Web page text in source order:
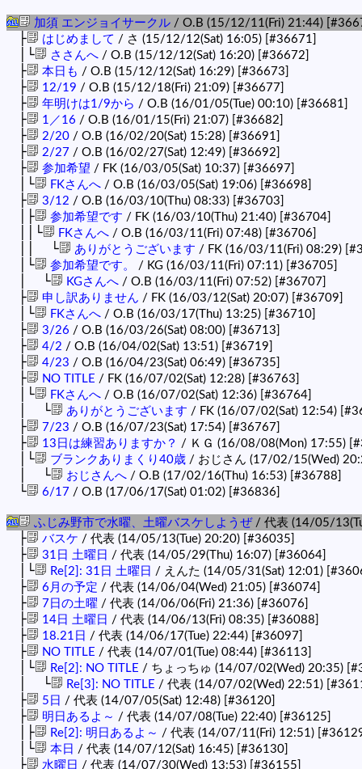
加須 エンジョイサークル / O.B (15/12/11(Fri) 21:44)
├ はじめまして / さ (15/12/12(Sat) 16:05) [#36671]
│└ ささんへ / O.B (15/12/12(Sat) 16:20) [#36672]
├ 本日も / O.B (15/12/12(Sat) 16:29) [#36673]
├ 12/19 / O.B (15/12/18(Fri) 21:09) [#36677]
├ 年明けは1/9から / O.B (16/01/05(Tue) 00:10) [#36681]
├ 1／16 / O.B (16/01/15(Fri) 21:07) [#36682]
├ 2/20 / O.B (16/02/20(Sat) 15:28) [#36691]
├ 2/27 / O.B (16/02/27(Sat) 12:49) [#36692]
├ 参加希望 / FK (16/03/05(Sat) 10:37) [#36697]
│└ FKさんへ / O.B (16/03/05(Sat) 19:06) [#36698]
├ 3/12 / O.B (16/03/10(Thu) 08:33) [#36703]
│├ 参加希望です / FK (16/03/10(Thu) 21:40) [#36704]
││└ FKさんへ / O.B (16/03/11(Fri) 07:48) [#36706]
││ └ ありがとうございます / FK (16/03/11(Fri) 08:29)
│└ 参加希望です。 / KG (16/03/11(Fri) 07:11) [#36705]
│ └ KGさんへ / O.B (16/03/11(Fri) 07:52) [#36707]
├ 申し訳ありません / FK (16/03/12(Sat) 20:07) [#36709]
│└ FKさんへ / O.B (16/03/17(Thu) 13:25) [#36710]
├ 3/26 / O.B (16/03/26(Sat) 08:00) [#36713]
├ 4/2 / O.B (16/04/02(Sat) 13:51) [#36719]
├ 4/23 / O.B (16/04/23(Sat) 06:49) [#36735]
├ NO TITLE / FK (16/07/02(Sat) 12:28) [#36763]
│└ FKさんへ / O.B (16/07/02(Sat) 12:36) [#36764]
│ └ ありがとうございます / FK (16/07/02(Sat) 12:54)
├ 7/23 / O.B (16/07/23(Sat) 17:54) [#36767]
├ 13日は練習ありますか？ / ＫＧ (16/08/08(Mon) 17:55)
│└ ブランクありまくり40歳 / おじさん (17/02/15(Wed)
│ └ おじさんへ / O.B (17/02/16(Thu) 16:53) [#36788]
└ 6/17 / O.B (17/06/17(Sat) 01:02) [#36836]
ふじみ野市で水曜、土曜バスケしようぜ/ 代表 (14/05/
├ バスケ / 代表 (14/05/13(Tue) 20:20) [#36035]
├ 31日 土曜日 / 代表 (14/05/29(Thu) 16:07) [#36064]
│└ Re[2]: 31日 土曜日 / えんた (14/05/31(Sat) 12:01)
├ 6月の予定 / 代表 (14/06/04(Wed) 21:05) [#36074]
├ 7日の土曜 / 代表 (14/06/06(Fri) 21:36) [#36076]
├ 14日 土曜日 / 代表 (14/06/13(Fri) 08:35) [#36088]
├ 18.21日 / 代表 (14/06/17(Tue) 22:44) [#36097]
├ NO TITLE / 代表 (14/07/01(Tue) 08:44) [#36113]
│└ Re[2]: NO TITLE / ちょっちゅ (14/07/02(Wed) 20:35)
│ └ Re[3]: NO TITLE / 代表 (14/07/02(Wed) 22:51)
├ 5日 / 代表 (14/07/05(Sat) 12:48) [#36120]
├ 明日あるよ～ / 代表 (14/07/08(Tue) 22:40) [#36125]
│├ Re[2]: 明日あるよ～ / 代表 (14/07/11(Fri) 12:51)
│└ 本日 / 代表 (14/07/12(Sat) 16:45) [#36130]
├ 水曜日 / 代表 (14/07/30(Wed) 13:53) [#36155]